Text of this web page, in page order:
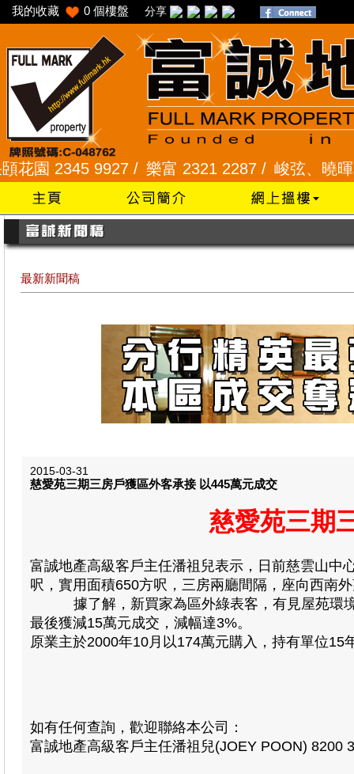
我的收藏 0 個樓盤 分享
2345 9927 /樂富 2321 2287 /峻弦、曉暉花園
最新新聞稿
2015-03-31
慈愛苑三期三房戶獲區外客承接 以445萬元成交
慈愛苑三期
富誠地產高級客戶主任潘祖兒表示，日前慈雲山中
呎，實用面積650方呎，三房兩廳間隔，座向西南
據了解，新買家為區外綠表客，有見屋苑環境
最後獲減15萬元成交，減幅達3%。
原業主於2000年10月以174萬元購入，持有單位
如有任何查詢，歡迎聯絡本公司：
富誠地產高級客戶主任潘祖兒(JOEY POON) 8200